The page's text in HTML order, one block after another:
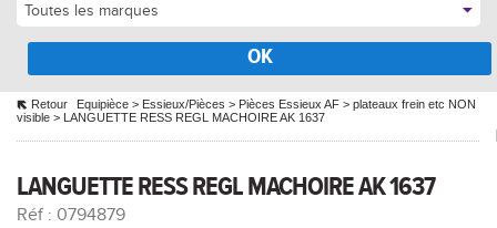
Toutes les marques
OK
Retour Equipièce > Essieux/Pièces > Pièces Essieux AF > plateaux frein etc NON
visible > LANGUETTE RESS REGL MACHOIRE AK 1637
LANGUETTE RESS REGL MACHOIRE AK 1637
Réf : 0794879